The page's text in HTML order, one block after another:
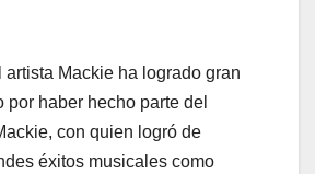
artista Mackie ha logrado gran
por haber hecho parte del
con quien logró de
éxitos musicales como